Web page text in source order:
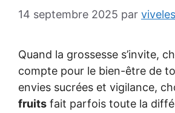
14 septembre 2025 par
Quand la grossesse s’invite,
compte pour le bien-être de
envies sucrées et vigilance,
fruits fait parfois toute la